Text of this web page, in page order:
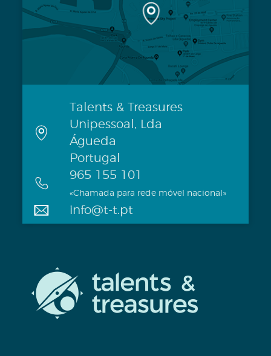
Talents & Treasures
Unipessoal, Lda
Águeda
Portugal
965 155 101
«Chamada para rede móvel nacional»
info@t-t.pt